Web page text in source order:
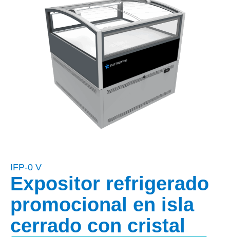
IFP-0 V
Expositor refrigerado
promocional en isla
cerrado con cristal